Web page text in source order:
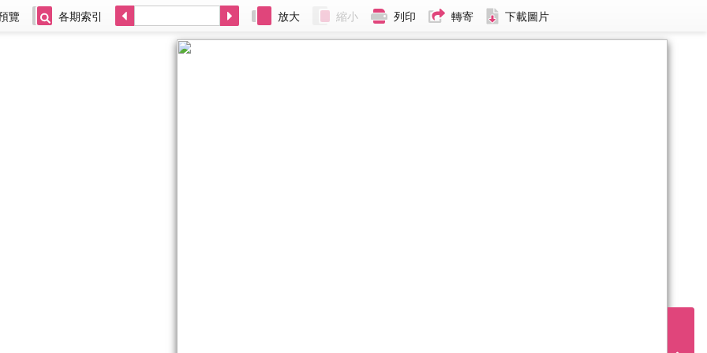
覽 各期索引 放大 縮小 列印 轉寄 下載圖片